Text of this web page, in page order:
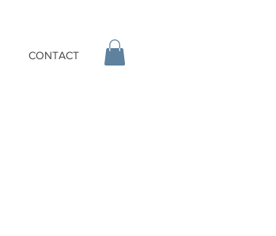
CONTACT